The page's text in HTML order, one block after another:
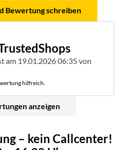
Bewertung schreiben
am 19.01.2026 06:35 von
hilfreich.
anzeigen
– kein Callcenter!